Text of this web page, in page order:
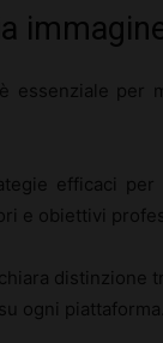
è essenziale per
efficaci
e obiettivi
ogni